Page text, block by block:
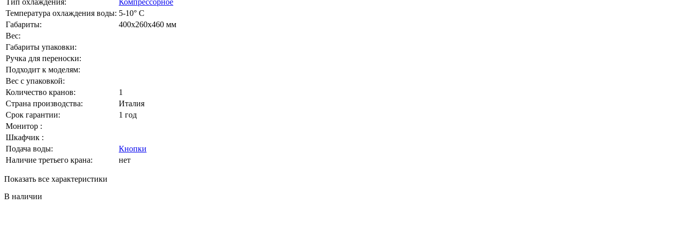
Температура охлаждения воды: 5-10° C
Габариты:
400х260х460 мм
Вес:
Габариты упаковки:
Ручка для переноски:
Подходит к моделям:
Вес с упаковкой:
Количество кранов:
1
Страна производства:
Италия
Срок гарантии:
1 год
Монитор :
Шкафчик :
Подача воды:
Кнопки
Наличие третьего крана:
нет
Показать все характеристики
В наличии